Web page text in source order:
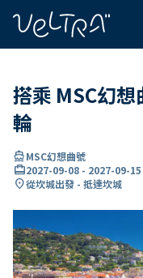
搭乘 MSC幻
輪
directions_boatMSC幻想曲號
card_travel2027-09-08 - 2027-09-15
location_on從坎城出發 - 抵達坎城